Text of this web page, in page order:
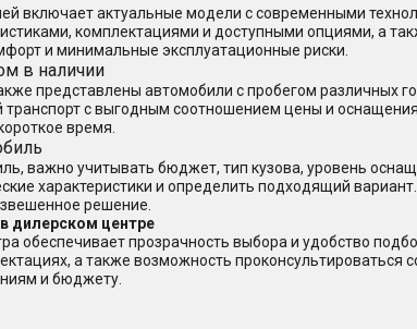
включает актуальные модели с современными
комплектациями и доступными опциями, а
и минимальные эксплуатационные риски.
в наличии
представлены автомобили с пробегом
транспорт с выгодным соотношением цены и
время.
важно учитывать бюджет, тип кузова, уровень
характеристики и определить подходящий
решение.
дилерском центре
обеспечивает прозрачность выбора и удобство
а также возможность
и бюджету.